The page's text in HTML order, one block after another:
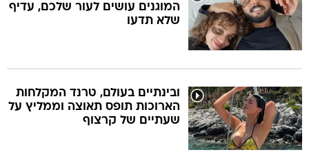
המוגנים עושים לעור שלכם, עדיף
שלא תדעו
ובינתיים בעולם, טרנד המקלחות
הארוכות תופס תאוצה וממליץ על
שעתיים של קרצוף